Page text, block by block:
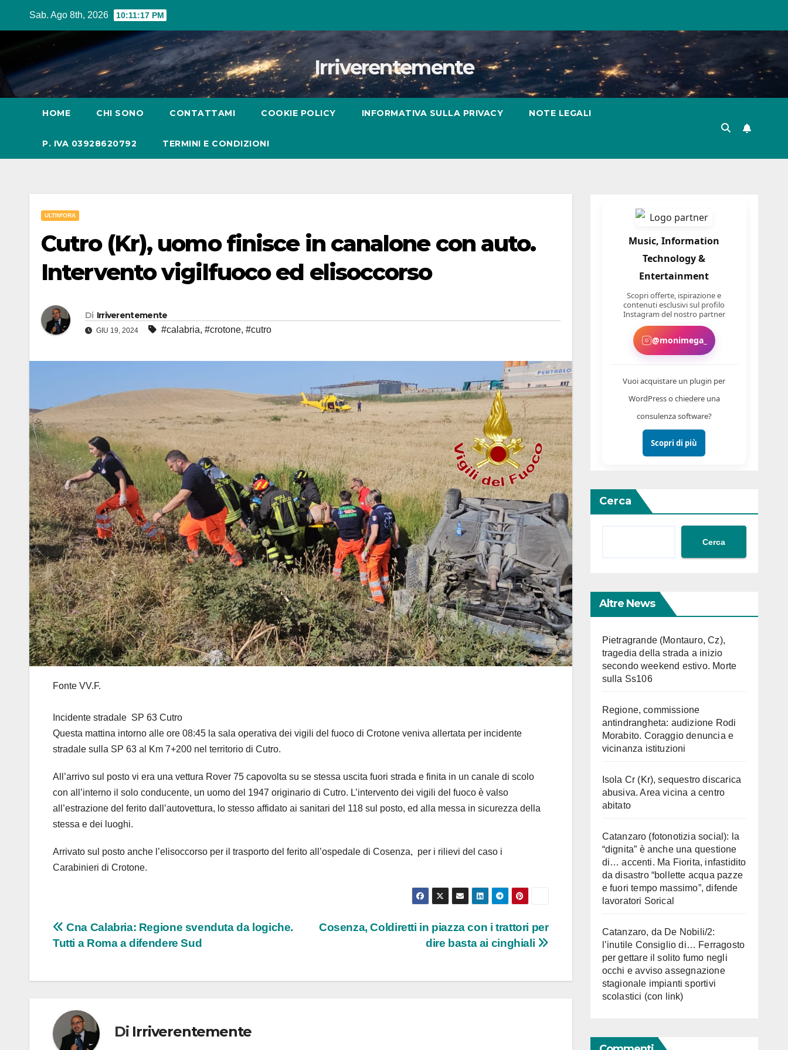
Sab. Ago 8th, 2026 10:11:19 PM
Irriverentemente
HOME CHI SONO CONTATTAMI COOKIE POLICY INFORMATIVA SULLA PRIVACY NOTE LEGALI
P. IVA 03928620792 TERMINI E CONDIZIONI
ULTIM'ORA
Cutro (Kr), uomo finisce in canalone con auto.
Intervento vigilfuoco ed elisoccorso
Di Irriverentemente
GIU 19, 2024 #calabria, #crotone, #cutro
Fonte VV.F.
Incidente stradale SP 63 Cutro
Questa mattina intorno alle ore 08:45 la sala operativa dei vigili del fuoco di Crotone veniva allertata per incidente
stradale sulla SP 63 al Km 7+200 nel territorio di Cutro.
All’arrivo sul posto vi era una vettura Rover 75 capovolta su se stessa uscita fuori strada e finita in un canale di scolo
con all’interno il solo conducente, un uomo del 1947 originario di Cutro. L’intervento dei vigili del fuoco è valso
all’estrazione del ferito dall’autovettura, lo stesso affidato ai sanitari del 118 sul posto, ed alla messa in sicurezza della
stessa e dei luoghi.
Arrivato sul posto anche l’elisoccorso per il trasporto del ferito all’ospedale di Cosenza, per i rilievi del caso i
Carabinieri di Crotone.
Navigazione
Cosenza, Coldiretti in piazza con i trattori per
dire basta ai cinghiali
Cna Calabria: Regione svenduta da logiche.
Tutti a Roma a difendere Sud
Di Irriverentemente
Cerca
Cerca
Altre News
Pietragrande (Montauro, Cz),
tragedia della strada a inizio
secondo weekend estivo. Morte
sulla Ss106
Regione, commissione
antindrangheta: audizione Rodi
Morabito. Coraggio denuncia e
vicinanza istituzioni
Isola Cr (Kr), sequestro discarica
abusiva. Area vicina a centro
abitato
Catanzaro (fotonotizia social): la
“dignita” è anche una questione
di… accenti. Ma Fiorita, infastidito
da disastro “bollette acqua pazze
e fuori tempo massimo”, difende
lavoratori Sorical
Catanzaro, da De Nobili/2:
l’inutile Consiglio di… Ferragosto
per gettare il solito fumo negli
occhi e avviso assegnazione
stagionale impianti sportivi
scolastici (con link)
Music, Information
Technology &
Entertainment
Scopri offerte, ispirazione e
contenuti esclusivi sul profilo
Instagram del nostro partner
@monimega_
Vuoi acquistare un plugin per
WordPress o chiedere una
consulenza software?
Scopri di più